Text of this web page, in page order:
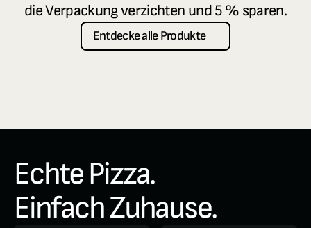
die Verpackung verzichten und 5 % sparen.
Entdecke alle Produkte
Echte Pizza.
Einfach Zuhause.